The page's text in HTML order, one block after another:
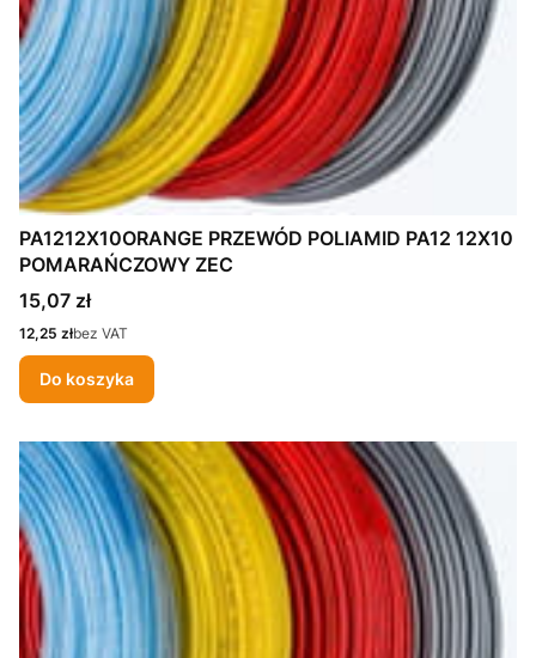
PA1212X10ORANGE PRZEWÓD POLIAMID PA12 12X10
POMARAŃCZOWY ZEC
Cena
15,07 zł
Cena
12,25 złbez VAT
Do koszyka